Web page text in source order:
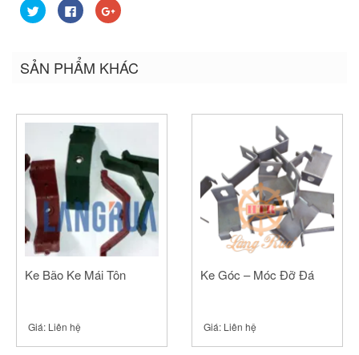
Bấm
để
(Opens
in
Nhấn
vào
Facebook
(Opens
in
Bấm
để
(Opens
in
SẢN PHẨM KHÁC
Ke Bão Ke Mái Tôn
Giá: Liên hệ
Ke Góc – Móc Đỡ Đá
Giá: Liên hệ